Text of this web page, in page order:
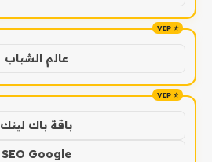
عالم الشباب
باقة باك لينك
SEO Google